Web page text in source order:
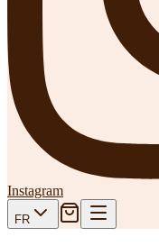
Instagram
FR